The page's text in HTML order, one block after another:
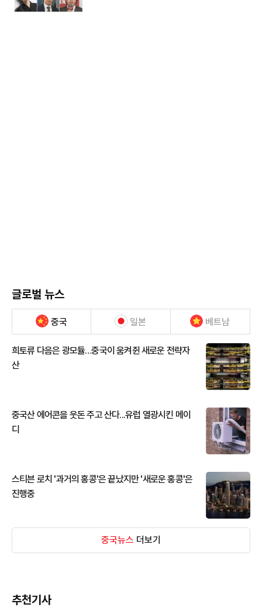
글로벌 뉴스
중국 일본 베트남
희토류 다음은 광모듈…중국이 움켜쥔 새로운 전략자
산
중국산 에어콘을 웃돈 주고 산다...유럽 열광시킨 메이
디
스티븐 로치 '과거의 홍콩'은 끝났지만 '새로운 홍콩'은
진행중
중국뉴스 더보기
추천기사